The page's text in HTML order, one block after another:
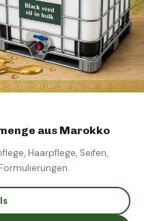
aus Marokko
Haarpflege, Seifen,